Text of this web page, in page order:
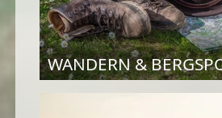
WANDERN &